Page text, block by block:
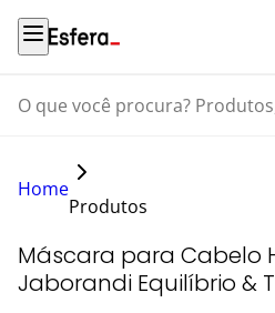
O que você procura? Produtos,
Home
Produtos
Máscara para Cabelo
Jaborandi Equilíbrio &